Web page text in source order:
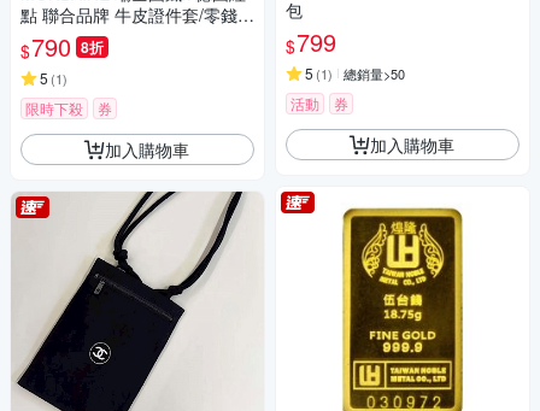
點 聯合品牌 牛皮證件套/零錢
包/鑰匙包 ( 多款任選 )
$790 8折
5 (1)
限時下殺 券
加入購物車
包
$799
5 (1) 總銷量>50
活動 券
加入購物車